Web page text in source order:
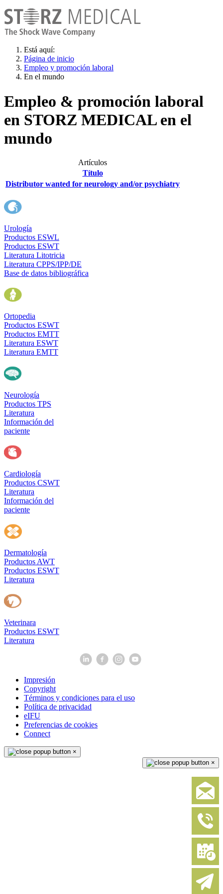
Está aquí:
Página de inicio
Empleo y promoción laboral
En el mundo
Empleo & promoción laboral
en STORZ MEDICAL en el
mundo
Artículos
Título
Distributor wanted for neurology and/or psychiatry
Urología
Productos ESWL
Productos ESWT
Literatura Litotricia
Literatura CPPS/IPP/DE
Base de datos bibliográfica
Ortopedia
Productos ESWT
Productos EMTT
Literatura ESWT
Literatura EMTT
Neurología
Productos TPS
Literatura
Información del
paciente
Cardiología
Productos CSWT
Literatura
Información del
paciente
Dermatología
Productos AWT
Productos ESWT
Literatura
Veterinara
Productos ESWT
Literatura
Impresión
Copyright
Términos y condiciones para el uso
Política de privacidad
eIFU
Preferencias de cookies
Connect
×
×